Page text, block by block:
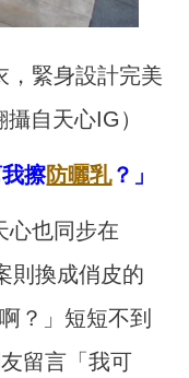
緊身設計完美
自天心IG）
擦防曬乳？」
心也同步在
則換成俏皮的
？」短短不到
留言「我可